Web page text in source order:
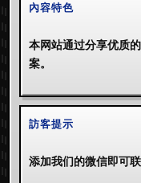
內容特色
本网站通过分享优质
案。
訪客提示
添加我们的微信即可